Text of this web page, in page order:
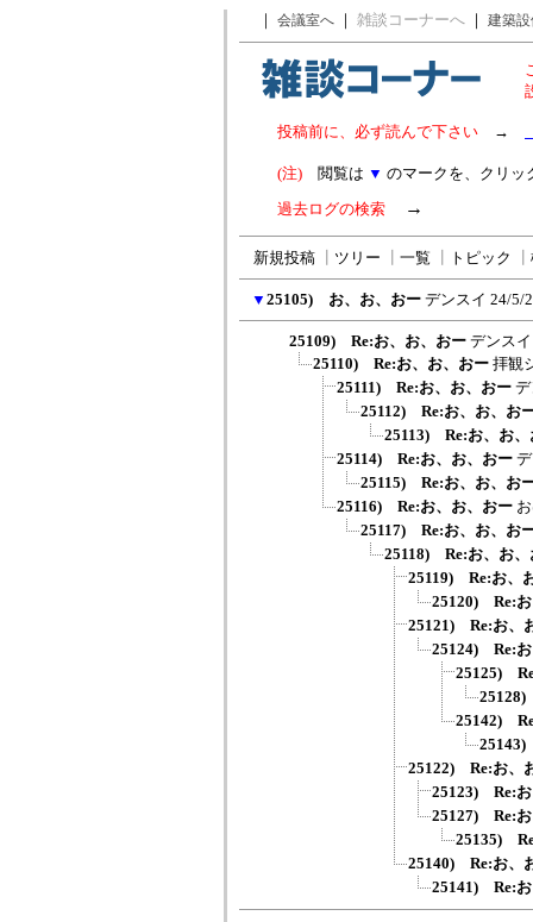
｜ 会議室へ ｜ 雑談コーナーへ ｜ 建築
投稿前に、必ず読んで下さい →
(注) 閲覧は ▼ のマークを、クリッ
過去ログの検索 →
新規投稿 ツリー 一覧 トピック
▼ 25105) お、お、おー デンスイ 24/5/
25109) Re:お、お、おー デンスイ
25110) Re:お、お、おー 拝観
25111) Re:お、お、おー
25112) Re:お、お、お
25113) Re:お、お、
25114) Re:お、お、おー
25115) Re:お、お、お
25116) Re:お、お、おー
25117) Re:お、お、お
25118) Re:お、お、
25119) Re:お、
25120) Re:お
25121) Re:お、
25124) Re:お
25125)
25142)
25122) Re:お、
25123) Re:お
25127) Re:お
25135)
25140) Re:お、
25141) Re:お